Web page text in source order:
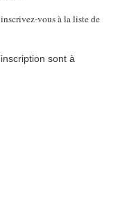
vous à la liste de
sont à